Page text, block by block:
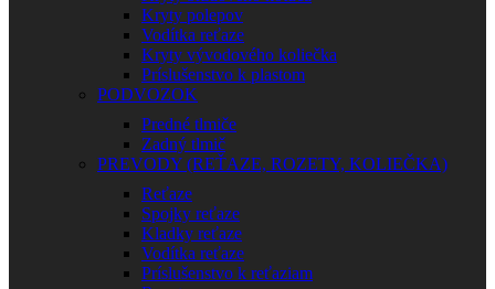
Kryty polepov
Vodítka reťaze
Kryty vývodového koliečka
Príslušenstvo k plastom
PODVOZOK
Predné tlmiče
Zadný tlmič
PREVODY (REŤAZE, ROZETY, KOLIEČKA)
Reťaze
Spojky reťaze
Kladky reťaze
Vodítka reťaze
Príslušenstvo k reťaziam